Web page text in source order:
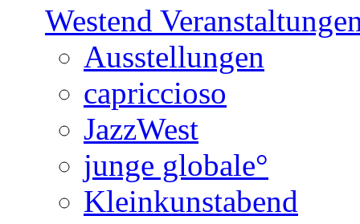
Westend
Ausstellungen
capriccioso
JazzWest
junge globale°
Kleinkunstabend